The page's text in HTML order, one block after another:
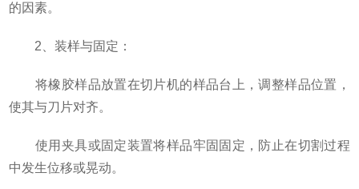
的因素。
2、装样与固定：
将橡胶样品放置在切片机的样品台上，调整样品位置，
使其与刀片对齐。
使用夹具或固定装置将样品牢固固定，防止在切割过程
中发生位移或晃动。